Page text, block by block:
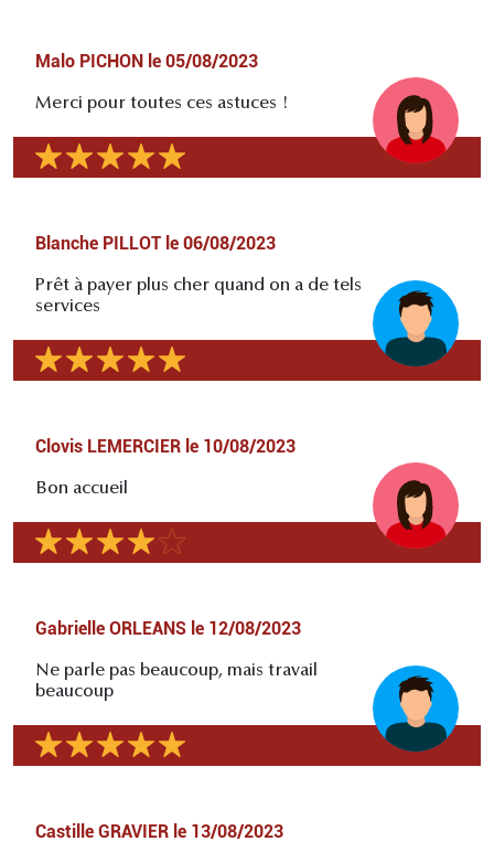
Malo PICHON le 05/08/2023
Merci pour toutes ces astuces !
Blanche PILLOT le 06/08/2023
Prêt à payer plus cher quand on a de tels
services
Clovis LEMERCIER le 10/08/2023
Bon accueil
Gabrielle ORLEANS le 12/08/2023
Ne parle pas beaucoup, mais travail
beaucoup
Castille GRAVIER le 13/08/2023